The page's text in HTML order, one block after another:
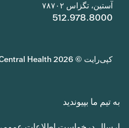
آستین، تگزاس ۷۸۷۰۲
512.978.8000
کپی‌رایت © 2026 Central Health. تمامی حقوق محفوظ است.
به تیم ما بپیوندید